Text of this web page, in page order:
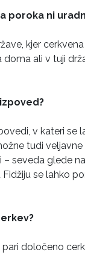
poroka ni
kjer
ali v tuji
v kateri se
tudi
seveda glede
Fidžiju se lahko
določeno